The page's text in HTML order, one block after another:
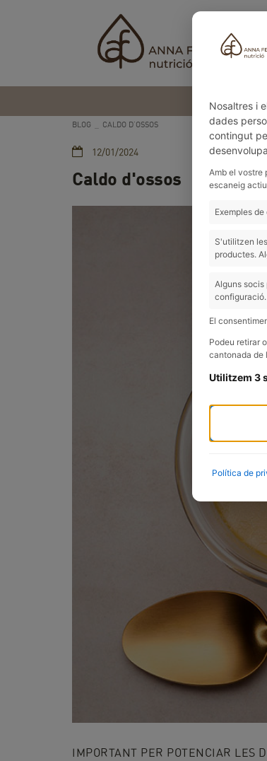
BLOG CALDO D'OSSOS
12/01/2024
Caldo d'ossos
IMPORTANT PER POTENCIAR LES
Nosaltres i
dades
contingut
Amb el vostre
escaneig
Exemples
S'utilitzen
productes.
Alguns socis
configuració.
El
Podeu retirar
cantonada de
Utilitzem 3
Política de